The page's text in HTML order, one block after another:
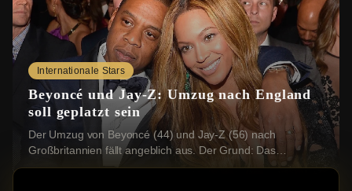
Internationale Stars
Beyoncé und Jay-Z: Umzug nach England
soll geplatzt sein
Der Umzug von Beyoncé (44) und Jay-Z (56) nach
Großbritannien fällt angeblich aus. Der Grund: Das
Grundstück, das die beiden US-Stars erwerben wollten...